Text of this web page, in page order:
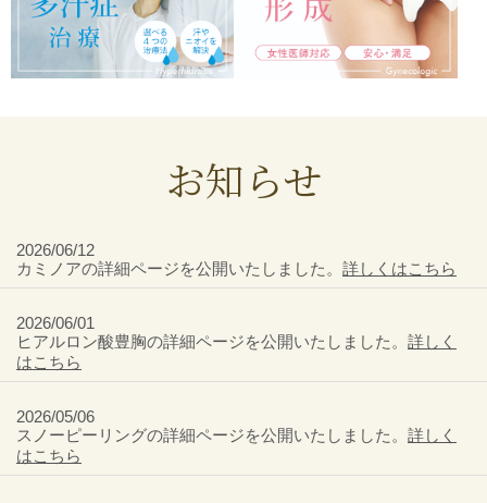
お知らせ
2026/06/12
カミノアの詳細ページを公開いたしました。 詳しくはこちら
2026/06/01
ヒアルロン酸豊胸の詳細ページを公開いたしました。 詳しく
はこちら
2026/05/06
スノーピーリングの詳細ページを公開いたしました。 詳しく
はこちら